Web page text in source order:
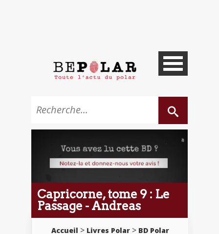
Capricorne, tome 9 : Le
Passage - Andreas
Accueil Livres Polar BD Polar